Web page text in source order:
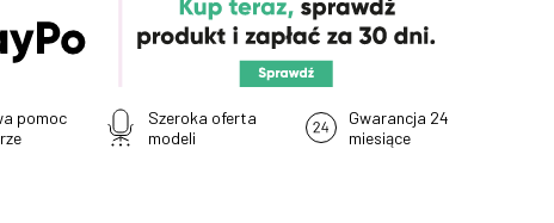
pomoc
Szeroka oferta
modeli
Gwarancja 24
miesiące